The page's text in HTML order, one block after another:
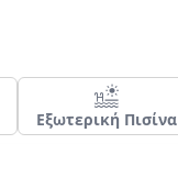
Εξωτερική Πισίνα